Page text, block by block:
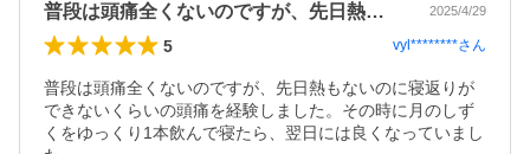
普段は頭痛全くないのですが、先日熱もな… 2025/4/29
5 vyl********さん
普段は頭痛全くないのですが、先日熱もないのに寝返りが
できないくらいの頭痛を経験しました。その時に月のしず
くをゆっくり1本飲んで寝たら、翌日には良くなっていまし